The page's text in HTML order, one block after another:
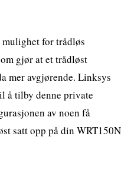
mulighet for trådløs
gjør at et trådløst
mer avgjørende. Linksys
å tilby denne private
av noen få
satt opp på din WRT150N